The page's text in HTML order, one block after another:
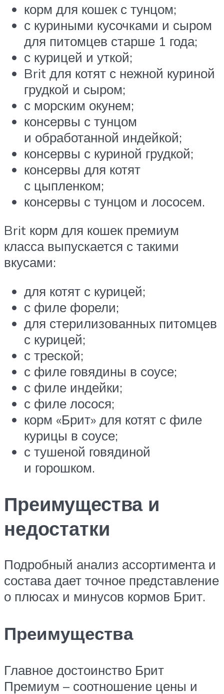
корм для кошек с тунцом;
с куриными кусочками и сыром
для питомцев старше 1 года;
с курицей и уткой;
Brit для котят с нежной куриной
грудкой и сыром;
с морским окунем;
консервы с тунцом
и обработанной индейкой;
консервы с куриной грудкой;
консервы для котят
с цыпленком;
консервы с тунцом и лососем.
Brit корм для кошек премиум
класса выпускается с такими
вкусами:
для котят с курицей;
с филе форели;
для стерилизованных питомцев
с курицей;
с треской;
с филе говядины в соусе;
с филе индейки;
с филе лосося;
корм «Брит» для котят с филе
курицы в соусе;
с тушеной говядиной
и горошком.
Преимущества и
недостатки
Подробный анализ ассортимента и
состава дает точное представление
о плюсах и минусов кормов Брит.
Преимущества
Главное достоинство Брит
Премиум – соотношение цены и